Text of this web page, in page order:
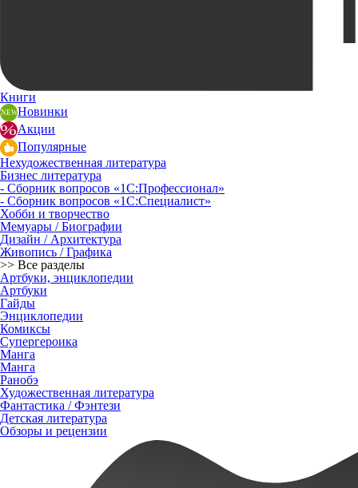
Книги
Новинки
Акции
Популярные
Нехудожественная литература
Бизнес литература
- Сборник вопросов «1С:Профессионал»
- Сборник вопросов «1С:Специалист»
Хобби и творчество
Мемуары / Биографии
Дизайн / Архитектура
Живопись / Графика
>> Все разделы
Артбуки, энциклопедии
Артбуки
Гайды
Энциклопедии
Комиксы
Супергероика
Манга
Манга
Ранобэ
Художественная литература
Фантастика / Фэнтези
Детская литература
Обзоры и рецензии